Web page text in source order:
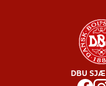
DBU